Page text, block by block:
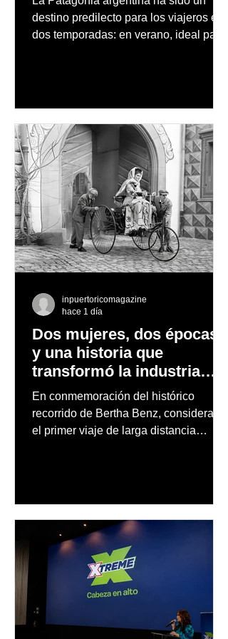
destino predilecto para los viajeros en
dos temporadas: en verano, ideal para
nevados en las montañas
Dos mujeres, dos épocas
y una historia que
transformó la industria
automotriz
En conmemoración del histórico
recorrido de Bertha Benz, considerado
el primer viaje de larga distancia
inpuertoricomagazine
hace 1 día